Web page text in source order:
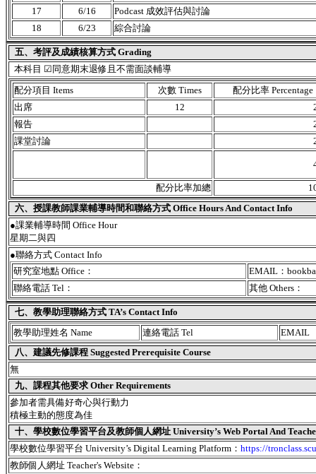
17
6/16
Podcast 成效評估與討論
18
6/23 綜合討論
五、考評及成績核算方式 Grading
本科目 ☑同意期末退修且不需面談輔導
配分項目 Items
次數 Times
配分比率 Percentage
出席
12
報告
課堂討論
配分比率加總
六、授課教師課業輔導時間和聯絡方式 Office Hours And Contact Info
●課業輔導時間 Office Hour
星期二與四
●聯絡方式 Contact Info
研究室地點 Office：
EMAIL：
聯絡電話 Tel：
其他 Others：
七、教學助理聯絡方式 TA’s Contact Info
教學助理姓名 Name
連絡電話 Tel
EMAIL
八、建議先修課程 Suggested Prerequisite Course
無
九、課程其他要求 Other Requirements
參加者需具備好奇心與行動力
積極主動的態度為佳
十、學校數位學習平台及教師個人網址 University’s Web Portal And
學校數位學習平台 University’s Digital Learning Platform： https://
教師個人網址 Teacher's Website：